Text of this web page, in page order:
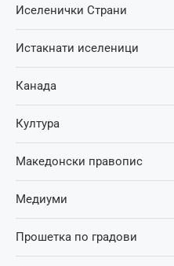
Иселенички Страни
Истакнати иселеници
Канада
Култура
Македонски правопис
Медиуми
Прошетка по градови